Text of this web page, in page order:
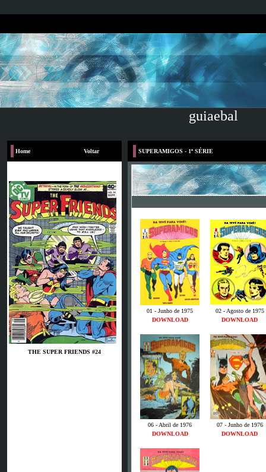
guiaebal
Home Voltar
THE SUPER FRIENDS #24
SUPERAMIGOS - 1ª SÉRIE
01 - Junho de 1975
02 - Agosto de 1975
DOWNLOAD
DOWNLOAD
06 - Abril de 1976
07 - Junho de 1976
DOWNLOAD
DOWNLOAD